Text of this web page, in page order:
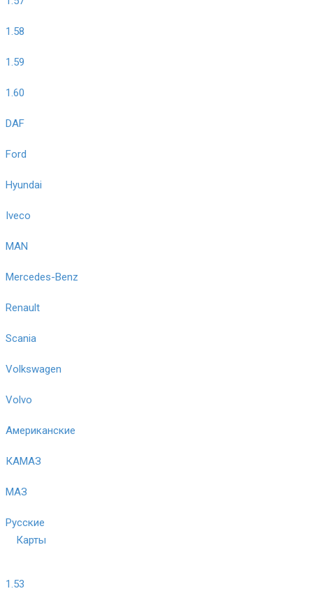
1.58
1.59
1.60
DAF
Ford
Hyundai
Iveco
MAN
Mercedes-Benz
Renault
Scania
Volkswagen
Volvo
Американские
КАМАЗ
МАЗ
Русские
Карты
1.53